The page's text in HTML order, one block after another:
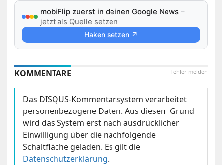
mobiFlip zuerst in deinen Google News –
jetzt als Quelle setzen
Haken setzen ↗
Fehler melden
KOMMENTARE
Das DISQUS-Kommentarsystem verarbeitet
personenbezogene Daten. Aus diesem Grund
wird das System erst nach ausdrücklicher
Einwilligung über die nachfolgende
Schaltfläche geladen. Es gilt die
Datenschutzerklärung.